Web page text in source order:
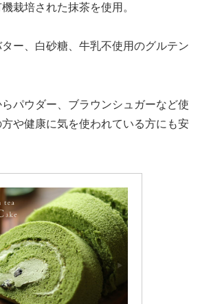
栽培された抹茶を使用。
ー、白砂糖、牛乳不使用のグルテン
パウダー、ブラウンシュガーなど使
や健康に気を使われている方にも安